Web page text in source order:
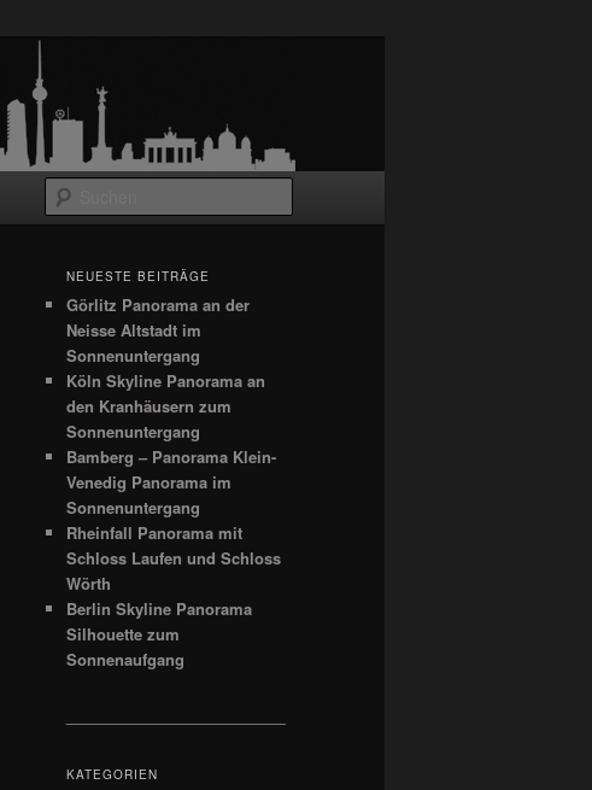
NEUESTE BEITRÄGE
Görlitz Panorama an der
Neisse Altstadt im
Sonnenuntergang
Köln Skyline Panorama an
den Kranhäusern zum
Sonnenuntergang
Bamberg – Panorama Klein-
Venedig Panorama im
Sonnenuntergang
Rheinfall Panorama mit
Schloss Laufen und Schloss
Wörth
Berlin Skyline Panorama
Silhouette zum
Sonnenaufgang
KATEGORIEN